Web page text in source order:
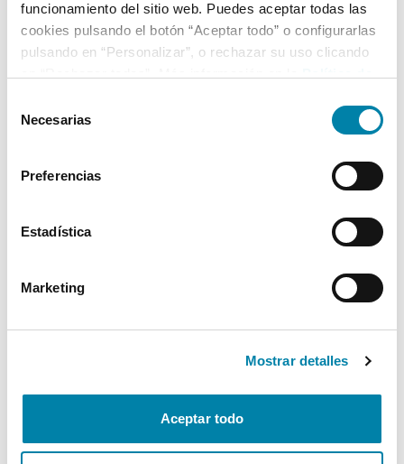
funcionamiento del sitio web. Puedes aceptar todas las
cookies pulsando el botón “Aceptar todo” o configurarlas
pulsando en “Personalizar”, o rechazar su uso clicando
Necesarias
Preferencias
Estadística
Marketing
Mostrar detalles
Aceptar todo